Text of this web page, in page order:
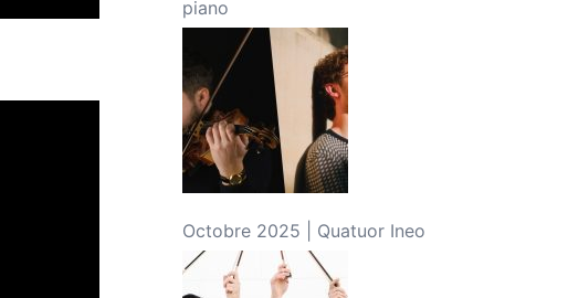
piano
Octobre 2025 | Quatuor Ineo